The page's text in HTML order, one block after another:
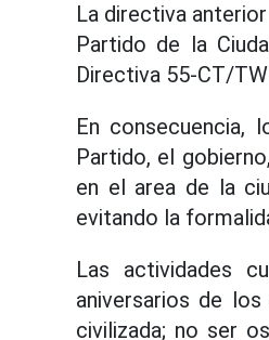
La directiva
Partido de la
Directiva 55-CT/
En consecuencia,
Partido, el
en el area de la
evitando la
Las actividades
aniversarios de
civilizada; no ser